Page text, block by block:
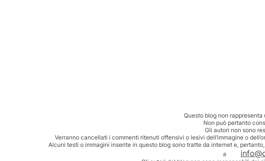
Questo blog non
Non può pertanto
Gli autori non sono
Verranno cancellati i commenti ritenuti offensivi o lesivi dell’immagine o
Alcuni testi o immagini inserite in questo blog sono tratte da internet e,
a